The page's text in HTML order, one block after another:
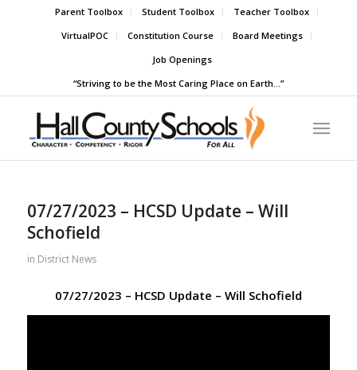
Parent Toolbox Student Toolbox
Teacher Toolbox
VirtualPOC
Constitution Course
Board Meetings
Job Openings
“Striving to be the Most Caring Place on Earth…”
07/27/2023 – HCSD Update – Will
Schofield
in District News
07/27/2023 – HCSD Update – Will Schofield